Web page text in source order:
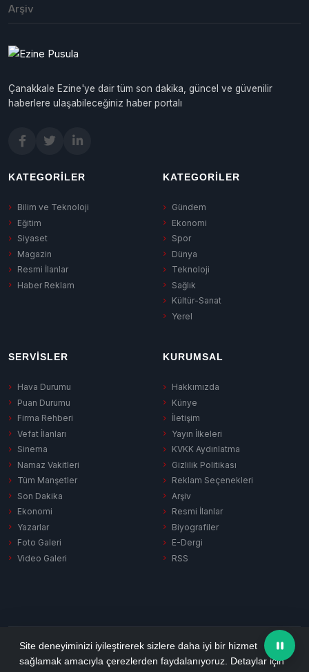
Arşiv
Çanakkale Ezine'ye dair tüm son dakika, güncel ve güvenilir
haberlere ulaşabileceğiniz haber portalı
KATEGORILER
Bilim ve Teknoloji
Eğitim
Siyaset
Magazin
Resmi İlanlar
Haber Reklam
KATEGORILER
Gündem
Ekonomi
Spor
Dünya
Teknoloji
Sağlık
Kültür-Sanat
Yerel
SERVISLER
Hava Durumu
Puan Durumu
Firma Rehberi
Vefat İlanları
Sinema
Namaz Vakitleri
Tüm Manşetler
Son Dakika
Ekonomi
Yazarlar
Foto Galeri
Video Galeri
KURUMSAL
Hakkımızda
Künye
İletişim
Yayın İlkeleri
KVKK Aydınlatma
Gizlilik Politikası
Reklam Seçenekleri
Arşiv
Resmi İlanlar
Biyografiler
E-Dergi
RSS
Gizlilik Politikası KVKK AydınlatmaÇerez PolitikasıRSS
© 2026 Ezine Pusula. Tüm hakları saklıdır.
Site deneyiminizi iyileştirerek sizlere daha iyi bir hizmet
sağlamak amacıyla çerezlerden faydalanıyoruz. Detaylar için